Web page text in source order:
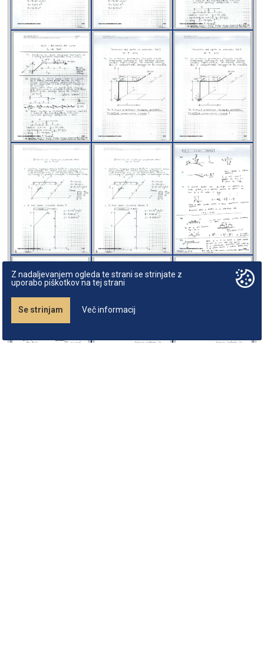
Z nadaljevanjem ogleda te strani se strinjate z
uporabo piškotkov na tej strani
Se strinjam Več informacij